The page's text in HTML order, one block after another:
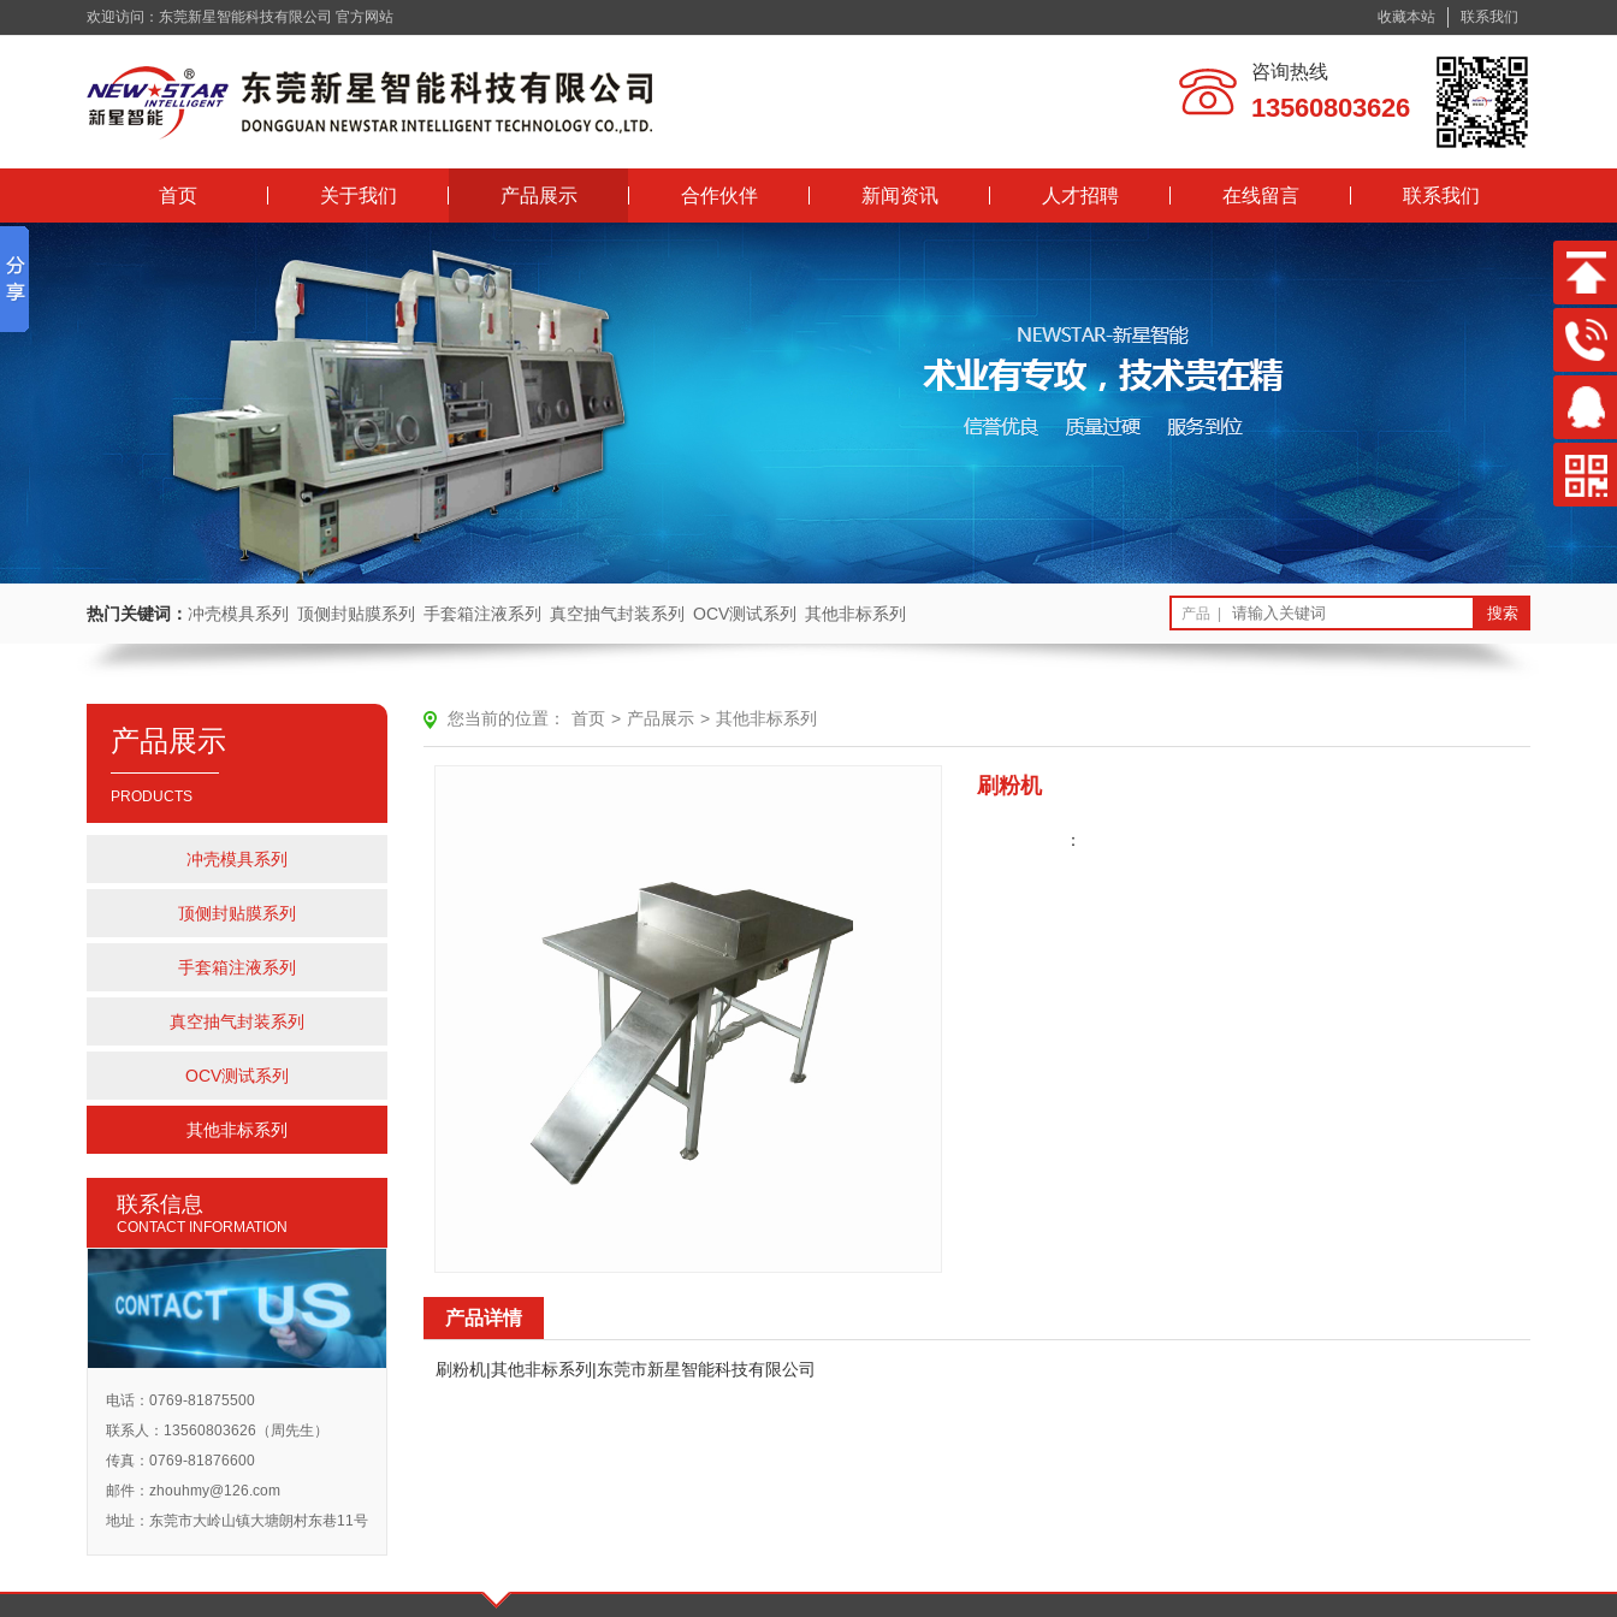
欢迎访问： 东莞新星智能科技有限公司 官方网站 收藏本站 联系我们
咨询热线
13560803626
首页 关于我们 产品展示 合作伙伴 新闻资讯 人才招聘 在线留言 联系我们
热门关键词： 冲壳模具系列 顶侧封贴膜系列 手套箱注液系列 真空抽气封装系列 OCV测试系列 其他非标系列 产品 |
产品展示
PRODUCTS
冲壳模具系列
顶侧封贴膜系列
手套箱注液系列
真空抽气封装系列
OCV测试系列
其他非标系列
联系信息
CONTACT INFORMATION
电话：0769-81875500
联系人：13560803626（周先生）
传真：0769-81876600
邮件： zhouhmy@126.com
地址：东莞市大岭山镇大塘朗村东巷11号
您当前的位置： 首页 > 产品展示 > 其他非标系列
刷粉机
：
产品详情
刷粉机|其他非标系列|东莞市新星智能科技有限公司